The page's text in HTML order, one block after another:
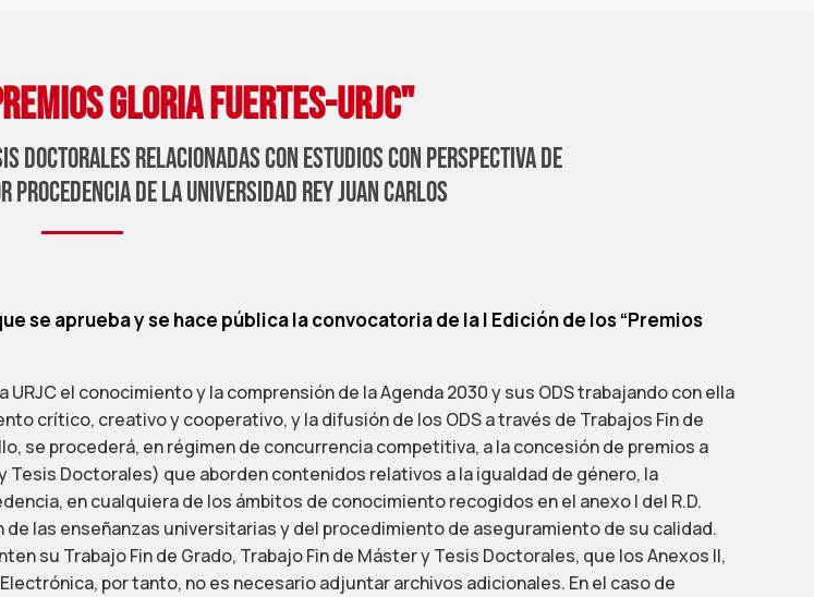
GLORIA FUERTES-URJC"
doctorales relacionadas con estudios con perspectiva de
procedencia de la universidad rey juan carlos
se aprueba y se hace pública la convocatoria de la I Edición de los “Premios
el conocimiento y la comprensión de la Agenda 2030 y sus ODS trabajando con ella
crítico, creativo y cooperativo, y la difusión de los ODS a través de Trabajos Fin de
se procederá, en régimen de concurrencia competitiva, a la concesión de premios a
Doctorales) que aborden contenidos relativos a la igualdad de género, la
en cualquiera de los ámbitos de conocimiento recogidos en el anexo I del R.D.
las enseñanzas universitarias y del procedimiento de aseguramiento de su calidad.
su Trabajo Fin de Grado, Trabajo Fin de Máster y Tesis Doctorales, que los Anexos II,
por tanto, no es necesario adjuntar archivos adicionales. En el caso de